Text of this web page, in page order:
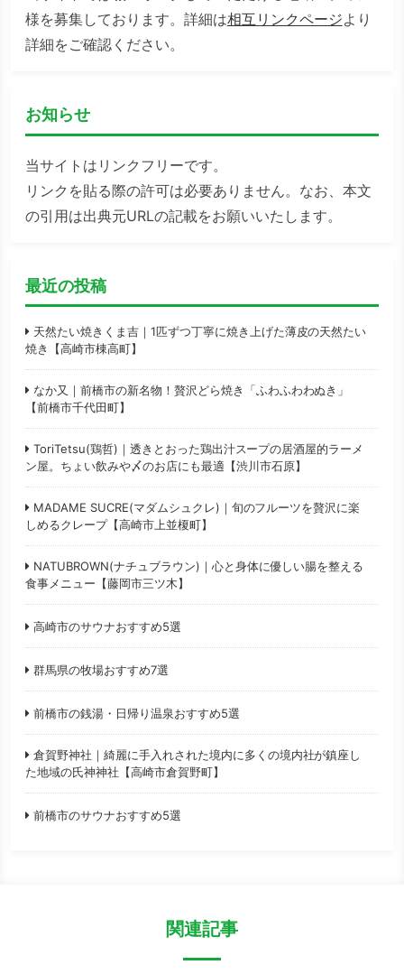
様を募集しております。詳細は相互リンクページより
詳細をご確認ください。
お知らせ
当サイトはリンクフリーです。
リンクを貼る際の許可は必要ありません。なお、本文
の引用は出典元URLの記載をお願いいたします。
最近の投稿
天然たい焼きくま吉｜1匹ずつ丁寧に焼き上げた薄皮の天然たい
焼き【高崎市棟高町】
なか又｜前橋市の新名物！贅沢どら焼き「ふわふわわぬき」
【前橋市千代田町】
ToriTetsu(鶏哲)｜透きとおった鶏出汁スープの居酒屋的ラーメ
ン屋。ちょい飲みや〆のお店にも最適【渋川市石原】
MADAME SUCRE(マダムシュクレ)｜旬のフルーツを贅沢に楽
しめるクレープ【高崎市上並榎町】
NATUBROWN(ナチュブラウン)｜心と身体に優しい腸を整える
食事メニュー【藤岡市三ツ木】
高崎市のサウナおすすめ5選
群馬県の牧場おすすめ7選
前橋市の銭湯・日帰り温泉おすすめ5選
倉賀野神社｜綺麗に手入れされた境内に多くの境内社が鎮座し
た地域の氏神神社【高崎市倉賀野町】
前橋市のサウナおすすめ5選
関連記事